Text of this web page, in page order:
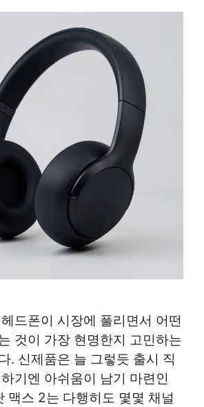
드폰이 시장에 풀리면서 어떤
것이 가장 현명한지 고민하는
. 신제품은 늘 그렇듯 출시 직
기엔 아쉬움이 남기 마련인
맥스 2는 다행히도 몇몇 채널